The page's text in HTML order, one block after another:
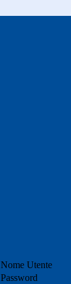
Nome Utente
Password